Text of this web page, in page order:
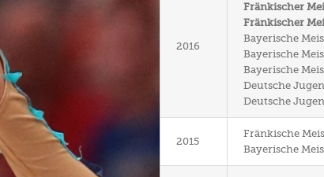
2016
Fränkischer
Fränkischer
Bayerische
Bayerische
Bayerische
Deutsche
Deutsche
2015
Fränkische
Bayerische